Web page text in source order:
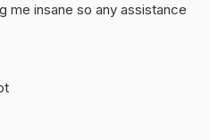
me insane so any assistance